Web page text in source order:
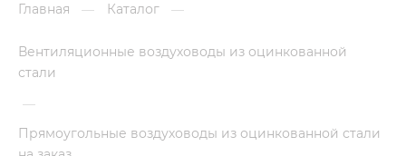
Главная — Каталог —
Вентиляционные воздуховоды из оцинкованной
стали
—
Прямоугольные воздуховоды из оцинкованной стали